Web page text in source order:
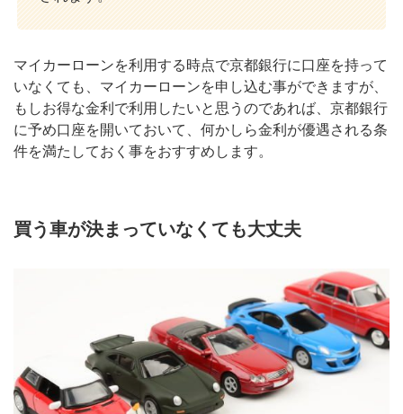
マイカーローンを利用する時点で京都銀行に口座を持って
いなくても、マイカーローンを申し込む事ができますが、
もしお得な金利で利用したいと思うのであれば、京都銀行
に予め口座を開いておいて、何かしら金利が優遇される条
件を満たしておく事をおすすめします。
買う車が決まっていなくても大丈夫